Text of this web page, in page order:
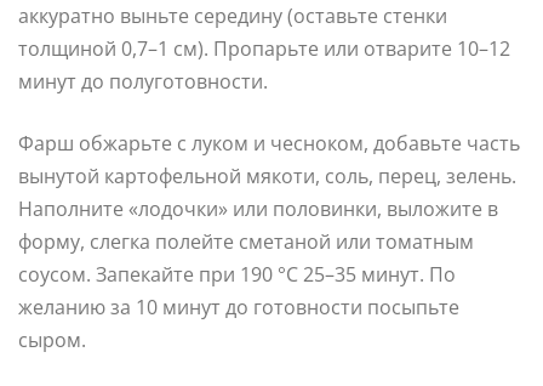
аккуратно выньте середину (оставьте стенки
толщиной 0,7–1 см). Пропарьте или отварите 10–12
минут до полуготовности.
Фарш обжарьте с луком и чесноком, добавьте часть
вынутой картофельной мякоти, соль, перец, зелень.
Наполните «лодочки» или половинки, выложите в
форму, слегка полейте сметаной или томатным
соусом. Запекайте при 190 °C 25–35 минут. По
желанию за 10 минут до готовности посыпьте
сыром.